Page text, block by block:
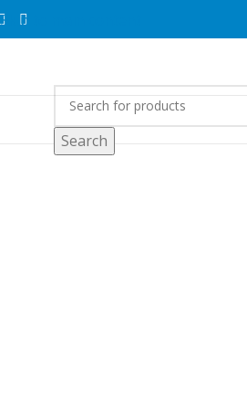
Skip to main content
Search